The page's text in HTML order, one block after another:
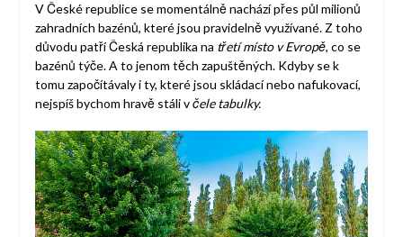
V České republice se momentálně nachází přes půl milionů
zahradních bazénů, které jsou pravidelně využívané. Z toho
důvodu patří Česká republika na třetí místo v Evropě, co se
bazénů týče. A to jenom těch zapuštěných. Kdyby se k
tomu započítávaly i ty, které jsou skládací nebo nafukovací,
nejspíš bychom hravě stáli včele tabulky.